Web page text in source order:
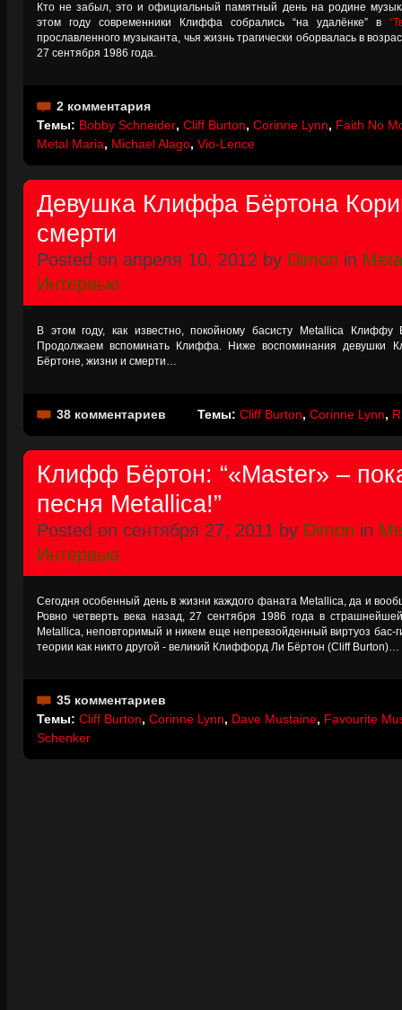
Кто не забыл, это и официальный памятный день на родине
этом году современники Клиффа собрались “на удалёнке” в
прославленного музыканта, чья жизнь трагически оборвалась в
27 сентября 1986 года.
2 комментария
Темы: Bobby Schneider, Cliff Burton, Corinne Lynn, Faith No
Metal Maria, Michael Alago, Vio-Lence
Девушка Клиффа Бёртона
смерти
Posted on апреля 10, 2012 by Dimon in
Интервью
В этом году, как известно, покойному басисту Metallica Клиффу
Продолжаем вспоминать Клиффа. Ниже воспоминания девушки
Бёртоне, жизни и смерти…
38 комментариев Темы: Cliff Burton, Corinne Lynn,
Клифф Бёртон: “«Master» –
песня Metallica!”
Posted on сентября 27, 2011 by Dimon in
Интервью
Сегодня особенный день в жизни каждого фаната Metallica, да и
Ровно четверть века назад, 27 сентября 1986 года в
Metallica, неповторимый и никем еще непревзойденный виртуоз бас-
теории как никто другой - великий Клиффорд Ли Бёртон (Cliff Burton)…
35 комментариев
Темы: Cliff Burton, Corinne Lynn, Dave Mustaine, Favourite
Schenker